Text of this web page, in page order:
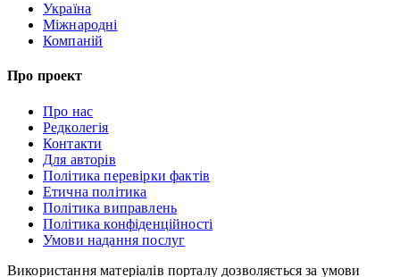
Україна
Міжнародні
Компаній
Про проект
Про нас
Редколегія
Контакти
Для авторів
Політика перевірки фактів
Етична політика
Політика виправлень
Політика конфіденційності
Умови надання послуг
Використання матеріалів порталу дозволяється за умови